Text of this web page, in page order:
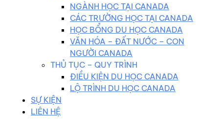
NGÀNH HỌC TẠI CANADA
CÁC TRƯỜNG HỌC TẠI CANADA
HỌC BỔNG DU HỌC CANADA
VĂN HÓA – ĐẤT NƯỚC – CON
NGƯỜI CANADA
THỦ TỤC – QUY TRÌNH
ĐIỀU KIỆN DU HỌC CANADA
LỘ TRÌNH DU HỌC CANADA
SỰ KIỆN
LIÊN HỆ